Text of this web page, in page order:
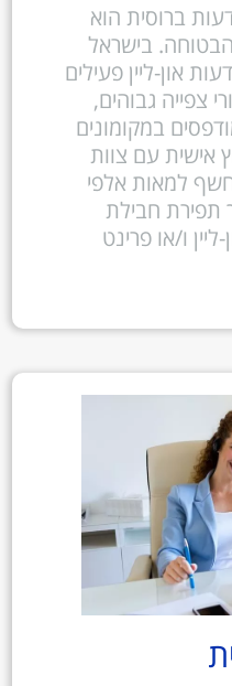
ברוסית הוא
בישראל
מודעות און-ליין פעילים
צפייה גבוהים,
במקומונים
אישית עם צוות
למאות אלפי
תפירת חבילת
ו/או פרינט